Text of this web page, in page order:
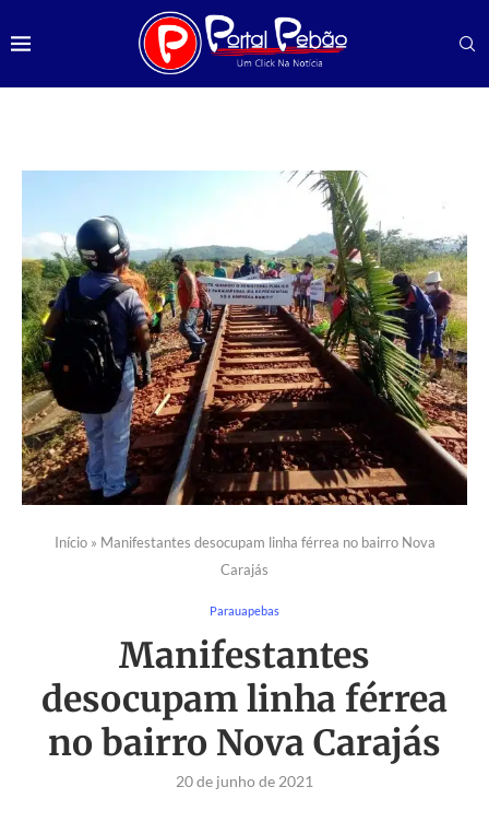
Início» Manifestantes desocupam linha férrea no bairro Nova
Carajás
Parauapebas
Manifestantes
desocupam linha férrea
no bairro Nova Carajás
20 de junho de 2021